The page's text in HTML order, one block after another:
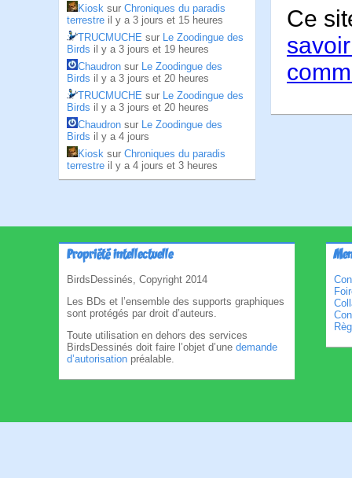
Kiosk sur Chroniques du paradis
terrestre il y a 3 jours et 15 heures
TRUCMUCHE sur Le Zoodingue des
Birds il y a 3 jours et 19 heures
Chaudron sur Le Zoodingue des
Birds il y a 3 jours et 20 heures
TRUCMUCHE sur Le Zoodingue des
Birds il y a 3 jours et 20 heures
Chaudron sur Le Zoodingue des
Birds il y a 4 jours
Kiosk sur Chroniques du paradis
terrestre il y a 4 jours et 3 heures
Ce
Propriété intellectuelle
BirdsDessinés, Copyright 2014
Les BDs et l’ensemble des supports graphiques
sont protégés par droit d’auteurs.
Toute utilisation en dehors des services
BirdsDessinés doit faire l’objet d’une demande
d’autorisation préalable.